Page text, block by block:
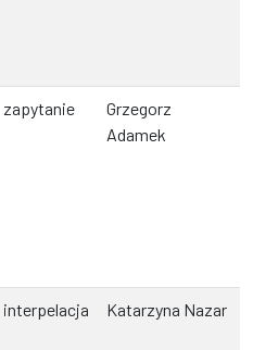
zapytanie
Grzegorz
Adamek
interpelacja Katarzyna Nazar